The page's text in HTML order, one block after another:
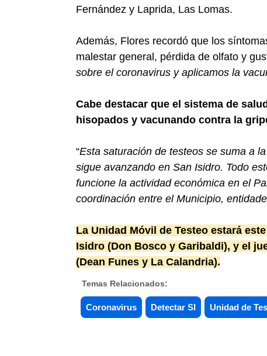
Fernández y Laprida, Las Lomas.
Además, Flores recordó que los
malestar general, pérdida de olfato y
sobre el coronavirus y aplicamos la
Cabe destacar que el sistema de
hisopados y vacunando contra la
“Esta saturación de testeos se suma a
sigue avanzando en San Isidro. Todo
funcione la actividad económica en el
coordinación entre el Municipio,
La Unidad Móvil de Testeo estará
Isidro (Don Bosco y Garibaldi), y el
(Dean Funes y La Calandria).
Temas Relacionados:
Coronavirus Detectar SI Unidad de